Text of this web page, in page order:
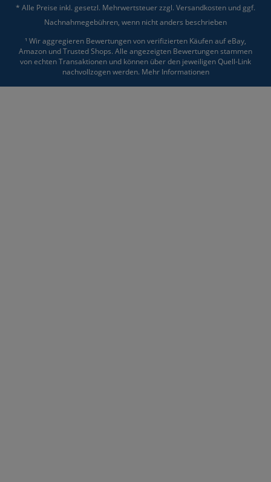
* Alle Preise inkl. gesetzl. Mehrwertsteuer zzgl. Versandkosten und ggf.
Nachnahmegebühren, wenn nicht anders beschrieben
¹ Wir aggregieren Bewertungen von verifizierten Käufen auf eBay,
Amazon und Trusted Shops. Alle angezeigten Bewertungen stammen
von echten Transaktionen und können über den jeweiligen Quell-Link
nachvollzogen werden. Mehr Informationen